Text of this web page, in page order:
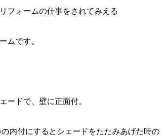
フォームの仕事をされてみえる
ムです。
ードで、壁に正面付。
内付にするとシェードをたたみあげた時の